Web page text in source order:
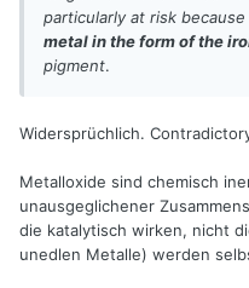
particularly at risk
metal in the form of the
pigment.
Widersprüchlich.
Metalloxide sind chemisch
unausgeglichener
die katalytisch wirken, nicht
unedlen Metalle) werden